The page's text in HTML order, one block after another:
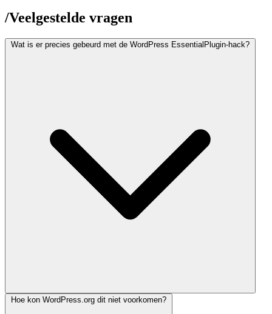
/Veelgestelde vragen
Wat is er precies gebeurd met de WordPress EssentialPlugin-hack?
Een aanvaller kocht via het handelsplatform Flippa de volledige
Hoe kon WordPress.org dit niet voorkomen?